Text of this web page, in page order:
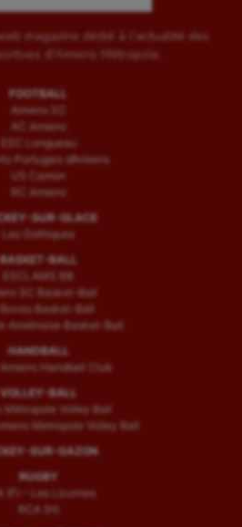
magazine dédié à l'actualité des
d'Amiens Métropole.
FOOTBALL
Amiens SC
AC Amiens
ESC Longueau
Portugais d’Amiens
US Camon
RC Amiens
SUR-GLACE
Les Gothiques
BASKET-BALL
ESCLAMS BB
SC Basket-Ball
Boves Basket-Ball
Amiénoise Basket-Ball
HANDBALL
Handball Club
VOLLEY-BALL
Métropole Volley Ball
Metropole Volley Ball
SUR-GAZON
RUGBY
(F) – Les Licornes
RCA (H)